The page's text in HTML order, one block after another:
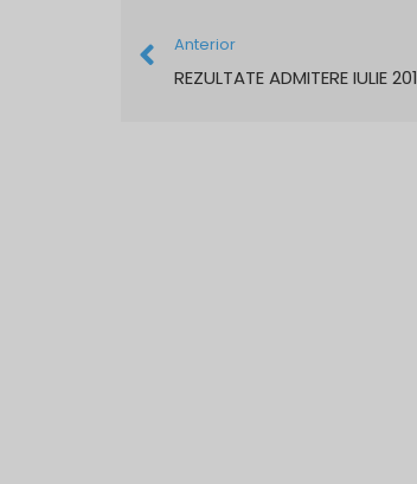
Anterior
REZULTATE ADMITERE IULIE